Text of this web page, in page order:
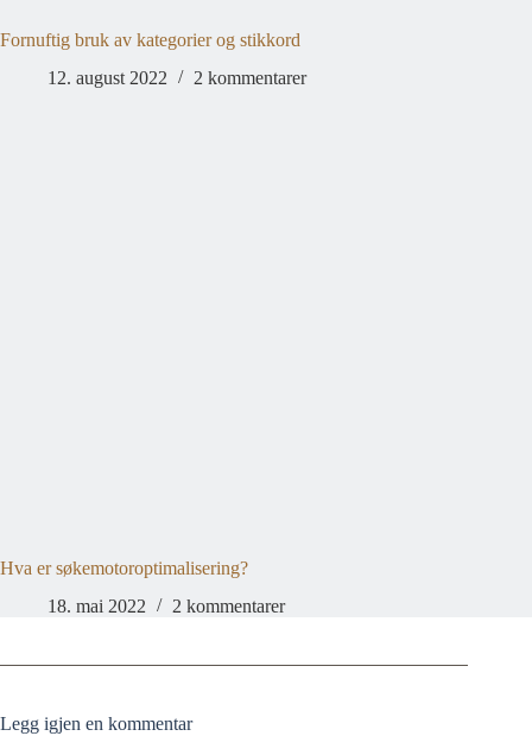
Fornuftig bruk av kategorier og stikkord
12. august 2022
2 kommentarer
Hva er søkemotoroptimalisering?
18. mai 2022
2 kommentarer
Legg igjen en kommentar